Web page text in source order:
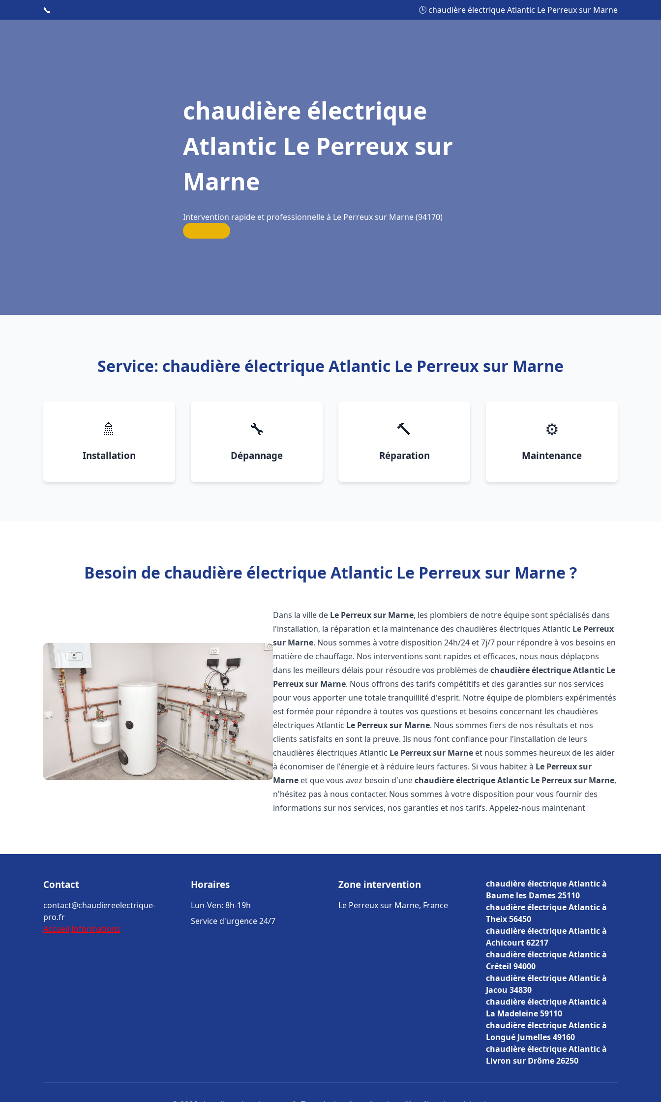
📞 🕒 chaudière électrique Atlantic Le Perreux sur Marne
chaudière électrique
Atlantic Le Perreux sur
Marne
Intervention rapide et professionnelle à Le Perreux sur Marne (94170)
Service: chaudière électrique Atlantic Le Perreux sur Marne
🚿
Installation
🔧
Dépannage
🔨
Réparation
⚙️
Maintenance
Besoin de chaudière électrique Atlantic Le Perreux sur Marne ?
Dans la ville de Le Perreux sur Marne, les plombiers de notre équipe sont spécialisés dans
l'installation, la réparation et la maintenance des chaudières électriques Atlantic Le Perreux
sur Marne. Nous sommes à votre disposition 24h/24 et 7j/7 pour répondre à vos besoins en
matière de chauffage. Nos interventions sont rapides et efficaces, nous nous déplaçons
dans les meilleurs délais pour résoudre vos problèmes dechaudière électrique Atlantic Le
Perreux sur Marne. Nous offrons des tarifs compétitifs et des garanties sur nos services
pour vous apporter une totale tranquillité d'esprit. Notre équipe de plombiers expérimentés
est formée pour répondre à toutes vos questions et besoins concernant les chaudières
électriques Atlantic Le Perreux sur Marne. Nous sommes fiers de nos résultats et nos
clients satisfaits en sont la preuve. Ils nous font confiance pour l'installation de leurs
chaudières électriques Atlantic Le Perreux sur Marne et nous sommes heureux de les aider
à économiser de l'énergie et à réduire leurs factures. Si vous habitez à Le Perreux sur
Marne et que vous avez besoin d'unechaudière électrique Atlantic Le Perreux sur Marne,
n'hésitez pas à nous contacter. Nous sommes à votre disposition pour vous fournir des
informations sur nos services, nos garanties et nos tarifs. Appelez-nous maintenant
Contact
contact@chaudiereelectrique-
pro.fr
Accueil Informations
Horaires
Lun-Ven: 8h-19h
Service d'urgence 24/7
Zone intervention
Le Perreux sur Marne, France
chaudière électrique Atlantic à
Baume les Dames 25110
chaudière électrique Atlantic à
Theix 56450
chaudière électrique Atlantic à
Achicourt 62217
chaudière électrique Atlantic à
Créteil 94000
chaudière électrique Atlantic à
Jacou 34830
chaudière électrique Atlantic à
La Madeleine 59110
chaudière électrique Atlantic à
Longué Jumelles 49160
chaudière électrique Atlantic à
Livron sur Drôme 26250